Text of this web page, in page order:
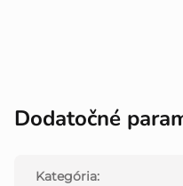
Dodatočné
Kategória: